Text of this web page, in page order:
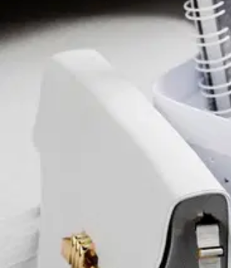
Asiakasomistajahinta
Hinta ilman S-Etukorttia:
Kotiin tai
Ilmainen toimitus yli 100 €:n
Etu ei koske Suuri‑lisäpalvelulla toimitettavia